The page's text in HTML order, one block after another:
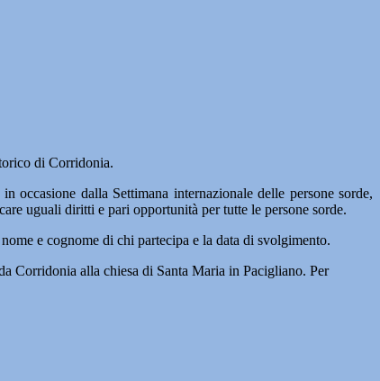
di Corridonia.
dalla Settimana internazionale delle persone sorde,
uguali diritti e pari opportunità per tutte le persone sorde.
e cognome di chi partecipa e la data di svolgimento.
Corridonia alla chiesa di Santa Maria in Pacigliano. Per